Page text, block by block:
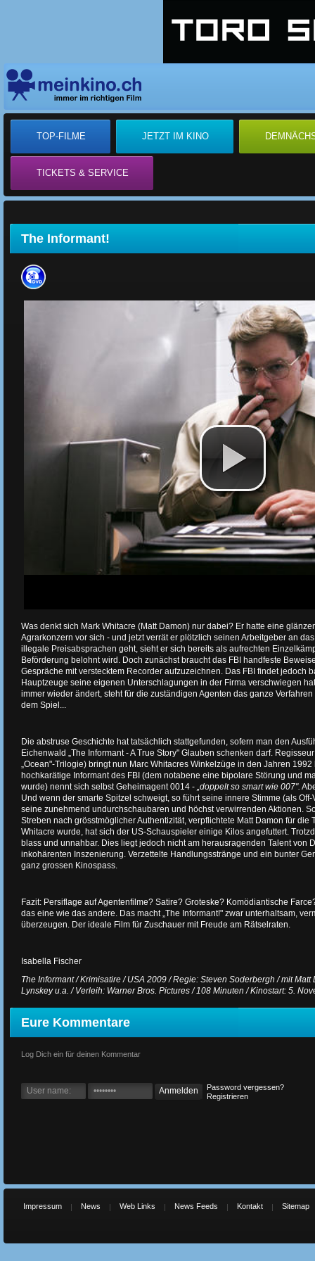
TOP-FILME JETZT IM KINO
TICKETS & SERVICE
The Informant!
Was denkt sich Mark Whitacre (Matt Damon) nur dabei? Er hatte eine
Agrarkonzern vor sich - und jetzt verrät er plötzlich seinen Arbeitgeber an
illegale Preisabsprachen geht, sieht er sich bereits als aufrechten
Beförderung belohnt wird. Doch zunächst braucht das FBI handfeste
Gespräche mit verstecktem Recorder aufzuzeichnen. Das FBI findet jedoch
Hauptzeuge seine eigenen Unterschlagungen in der Firma verschwiegen
immer wieder ändert, steht für die zuständigen Agenten das ganze
dem Spiel...
Die abstruse Geschichte hat tatsächlich stattgefunden, sofern man den
Eichenwald „The Informant - A True Story" Glauben schenken darf.
„Ocean"-Trilogie) bringt nun Marc Whitacres Winkelzüge in den Jahren
hochkarätige Informant des FBI (dem notabene eine bipolare Störung und
wurde) nennt sich selbst Geheimagent 0014 - „doppelt so smart wie 007".
Und wenn der smarte Spitzel schweigt, so führt seine innere Stimme (als
seine zunehmend undurchschaubaren und höchst verwirrenden Aktionen.
Streben nach grösstmöglicher Authentizität, verpflichtete Matt Damon für die
Whitacre wurde, hat sich der US-Schauspieler einige Kilos angefuttert.
blass und unnahbar. Dies liegt jedoch nicht am herausragenden Talent von
inkohärenten Inszenierung. Verzettelte Handlungsstränge und ein bunter
ganz grossen Kinospass.
Fazit: Persiflage auf Agentenfilme? Satire? Groteske? Komödiantische
das eine wie das andere. Das macht „The Informant!" zwar unterhaltsam,
überzeugen. Der ideale Film für Zuschauer mit Freude am Rätselraten.
Isabella Fischer
The Informant / Krimisatire / USA 2009 / Regie: Steven Soderbergh / mit
Lynskey u.a. / Verleih: Warner Bros. Pictures / 108 Minuten / Kinostart: 5.
Eure Kommentare
Log Dich ein für deinen Kommentar
Password vergessen?
Registrieren
Impressum News Web Links News Feeds Kontakt Sitemap